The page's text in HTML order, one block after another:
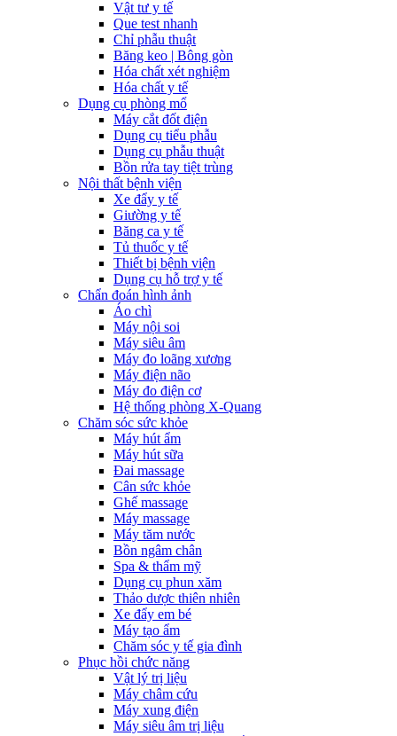
Vật tư y tế
Que test nhanh
Chỉ phẫu thuật
Băng keo | Bông gòn
Hóa chất xét nghiệm
Hóa chất y tế
Dụng cụ phòng mổ
Máy cắt đốt điện
Dụng cụ tiểu phẫu
Dụng cụ phẫu thuật
Bồn rửa tay tiệt trùng
Nội thất bệnh viện
Xe đẩy y tế
Giường y tế
Băng ca y tế
Tủ thuốc y tế
Thiết bị bệnh viện
Dụng cụ hỗ trợ y tế
Chẩn đoán hình ảnh
Áo chì
Máy nội soi
Máy siêu âm
Máy đo loãng xương
Máy điện não
Máy đo điện cơ
Hệ thống phòng X-Quang
Chăm sóc sức khỏe
Máy hút ẩm
Máy hút sữa
Đai massage
Cân sức khỏe
Ghế massage
Máy massage
Máy tăm nước
Bồn ngâm chân
Spa & thẩm mỹ
Dụng cụ phun xăm
Thảo dược thiên nhiên
Xe đẩy em bé
Máy tạo ẩm
Chăm sóc y tế gia đình
Phục hồi chức năng
Vật lý trị liệu
Máy châm cứu
Máy xung điện
Máy siêu âm trị liệu